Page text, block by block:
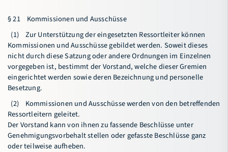
§ 21 Kommissionen und Ausschüsse
(1) Zur Unterstützung der eingesetzten Ressortleiter können
Kommissionen und Ausschüsse gebildet werden. Soweit dieses
nicht durch diese Satzung oder andere Ordnungen im Einzelnen
vorgegeben ist, bestimmt der Vorstand, welche dieser Gremien
eingerichtet werden sowie deren Bezeichnung und personelle
Besetzung.
(2) Kommissionen und Ausschüsse werden von den betreffenden
Ressortleitern geleitet.
Der Vorstand kann von ihnen zu fassende Beschlüsse unter
Genehmigungsvorbehalt stellen oder gefasste Beschlüsse ganz
oder teilweise aufheben.